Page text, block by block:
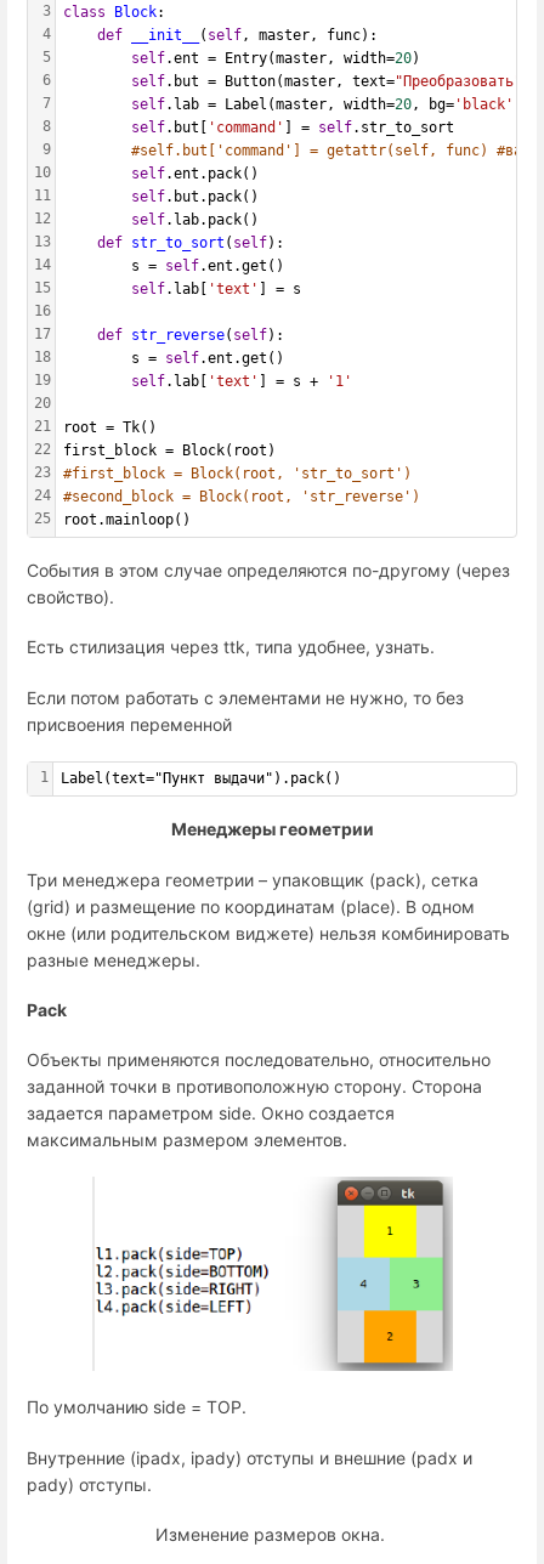
3
4
5
6
7
8
9
10
11
12
13
14
15
16
17
18
19
20
21
22
23
24
25
class Block:
def
__init__ ( self , master, func):
self.ent = Entry(master, width=20)
self.but = Button(master, text="Преобразовать"
self.lab = Label(master, width=20 , bg= 'black'
self.but[ 'command' ] = self.str_to_sort
#self.but['command'] = getattr(self, func)
self.ent.pack()
self.but.pack()
self.lab.pack()
def str_to_sort ( self):
        s =
self.ent.get()
self.lab[ 'text' ] = s
def str_reverse( self):
        s =
self.ent.get()
self.lab[ 'text' ] = s + '1'
root = Tk()
first_block = Block(root)
#first_block = Block(root, 'str_to_sort')
#second_block = Block(root, 'str_reverse')
root.mainloop()
События в этом случае определяются по-другому (через
свойство).
Есть стилизация через ttk, типа удобнее, узнать.
Если потом работать с элементами не нужно, то без
присвоения переменной
1 Label(text="Пункт выдачи").pack()
Менеджеры геометрии
Три менеджера геометрии – упаковщик (pack), сетка
(grid) и размещение по координатам (place). В одном
окне (или родительском виджете) нельзя комбинировать
разные менеджеры.
Pack
Объекты применяются последовательно, относительно
заданной точки в противоположную сторону. Сторона
задается параметром side. Окно создается
максимальным размером элементов.
По умолчанию side = TOP.
Внутренние (ipadx, ipady) отступы и внешние (padx и
pady) отступы.
Изменение размеров окна.